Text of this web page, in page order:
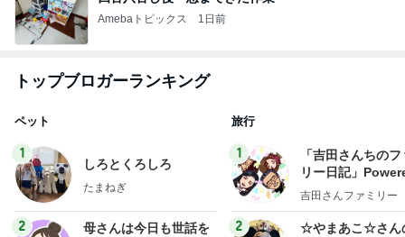
Amebaトピックス 1日前
トップブロガーランキング
ペット
1
しろとくろしろ
たまねぎ
2
母さんは今日も世話を
旅行
1
「吉田さんちの
リー日記」
y Ameba 吉田さ
ログ
吉田さんファミリー
2
☆やまあこ☆さん